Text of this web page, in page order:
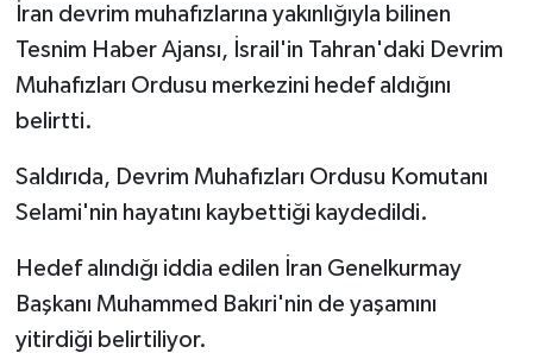
İran devrim muhafızlarına yakınlığıyla bilinen
Tesnim Haber Ajansı, İsrail'in Tahran'daki Devrim
Muhafızları Ordusu merkezini hedef aldığını
belirtti.
Saldırıda, Devrim Muhafızları Ordusu Komutanı
Selami'nin hayatını kaybettiği kaydedildi.
Hedef alındığı iddia edilen İran Genelkurmay
Başkanı Muhammed Bakıri'nin de yaşamını
yitirdiği belirtiliyor.